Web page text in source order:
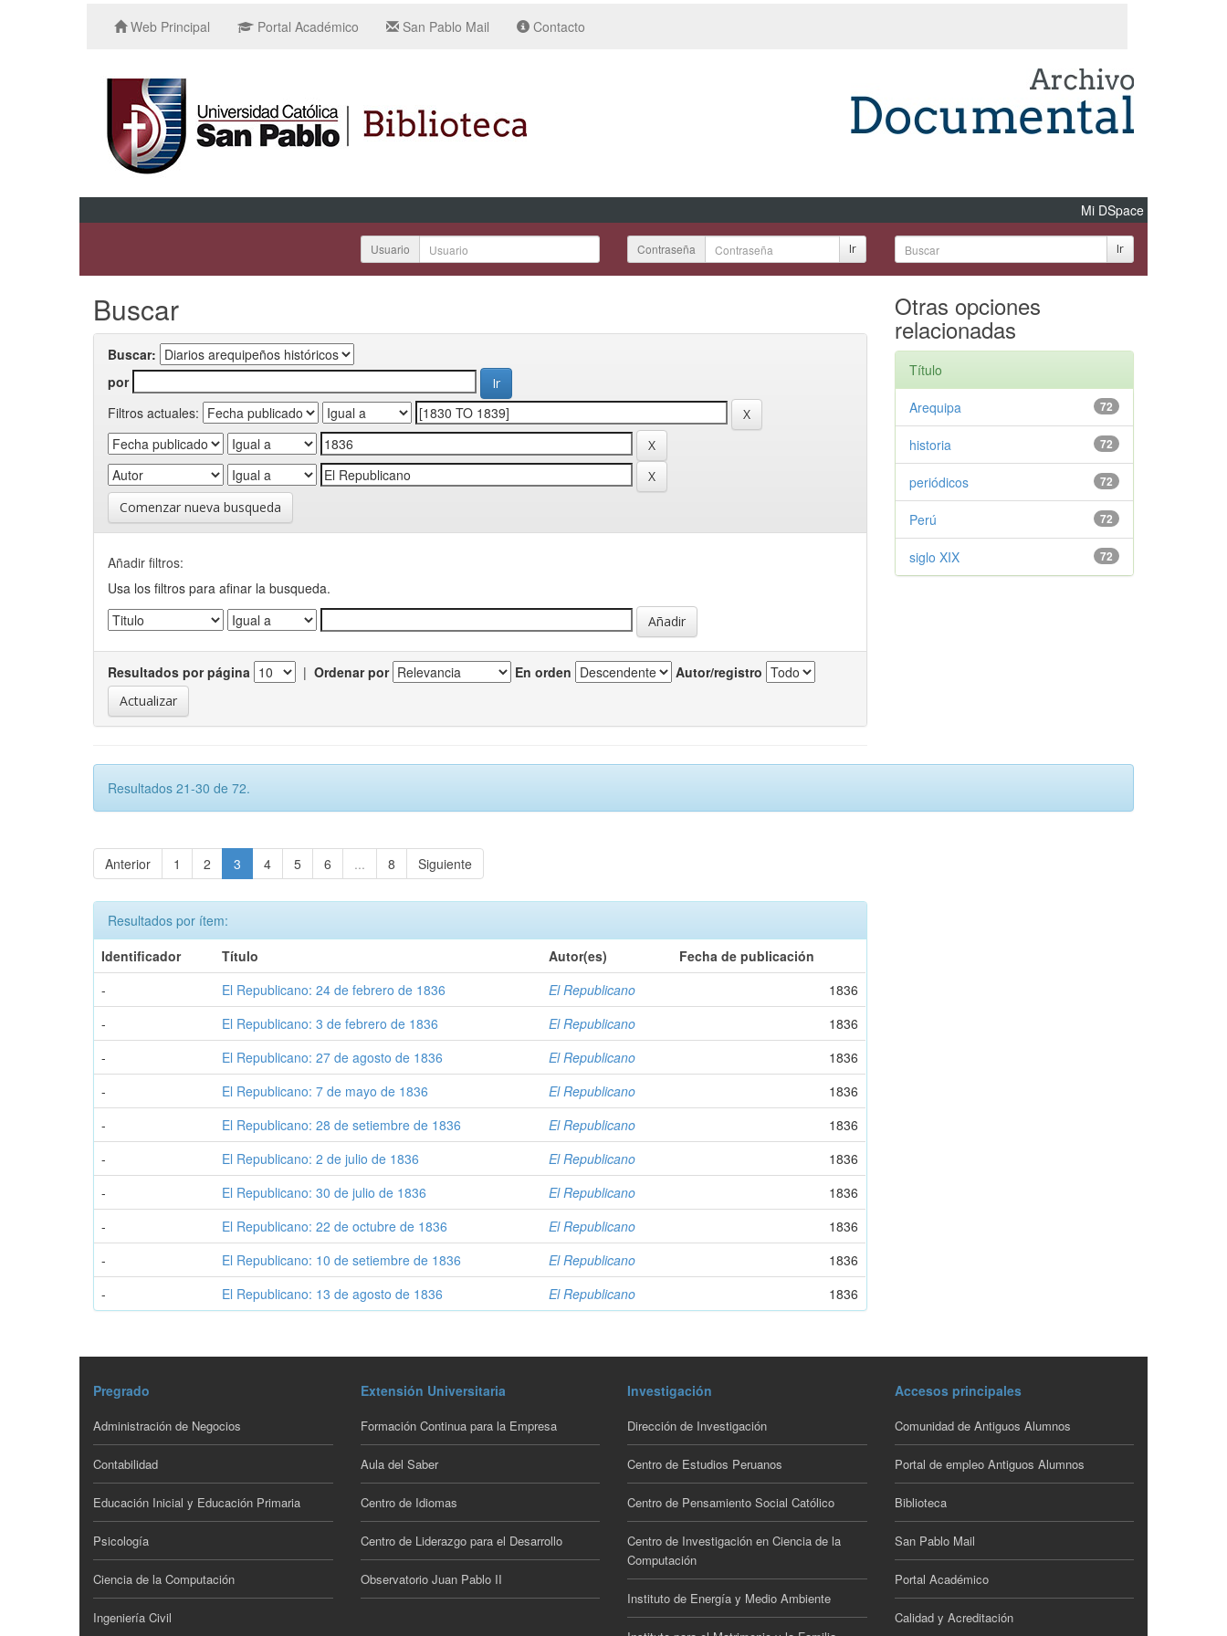
Web Principal Portal Académico San Pablo Mail Contacto
Mi DSpace
Usuario Contraseña Ir Ir
Buscar
Buscar:
por
Filtros actuales:
Comenzar nueva busqueda
Añadir filtros:
Usa los filtros para afinar la busqueda.
Resultados por página | Ordenar por En orden Autor/registro
Resultados 21-30 de 72.
Anterior 1 2 3 4 5 6 ... 8 Siguiente
Resultados por ítem:
Identificador
Título Autor(es)
Fecha de publicación
-
El Republicano: 24 de febrero de 1836 El Republicano
1836
-
El Republicano: 3 de febrero de 1836 El Republicano
1836
-
El Republicano: 27 de agosto de 1836 El Republicano
1836
-
El Republicano: 7 de mayo de 1836 El Republicano
1836
-
El Republicano: 28 de setiembre de 1836 El Republicano
1836
-
El Republicano: 2 de julio de 1836 El Republicano
1836
-
El Republicano: 30 de julio de 1836 El Republicano
1836
-
El Republicano: 22 de octubre de 1836 El Republicano
1836
-
El Republicano: 10 de setiembre de 1836 El Republicano
1836
-
El Republicano: 13 de agosto de 1836 El Republicano 1836
Otras opciones
relacionadas
Título
72
Arequipa
72
historia
72
periódicos
72
Perú
72
siglo XIX
Pregrado
Administración de Negocios
Contabilidad
Educación Inicial y Educación Primaria
Psicología
Ciencia de la Computación
Ingeniería Civil
Extensión Universitaria
Formación Continua para la Empresa
Aula del Saber
Centro de Idiomas
Centro de Liderazgo para el Desarrollo
Observatorio Juan Pablo II
Investigación
Dirección de Investigación
Centro de Estudios Peruanos
Centro de Pensamiento Social Católico
Centro de Investigación en Ciencia de la
Computación
Instituto de Energía y Medio Ambiente
Accesos principales
Comunidad de Antiguos Alumnos
Portal de empleo Antiguos Alumnos
Biblioteca
San Pablo Mail
Portal Académico
Calidad y Acreditación